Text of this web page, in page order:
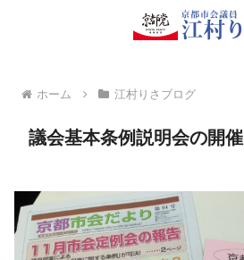
ホーム 江村りさブログ
議会基本条例説明会の開催